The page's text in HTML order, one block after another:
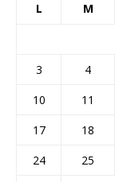
L M
3
4
10
11
17
18
24
25